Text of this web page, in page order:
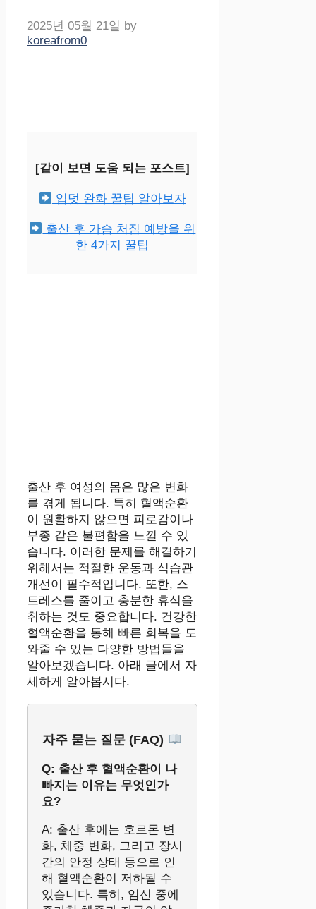
2025년 05월 21일 by
koreafrom0
[같이 보면 도움 되는 포스트]
입덧 완화 꿀팁 알아보자
출산 후 가슴 처짐 예방을 위
한 4가지 꿀팁
출산 후 여성의 몸은 많은 변화
를 겪게 됩니다. 특히 혈액순환
이 원활하지 않으면 피로감이나
부종 같은 불편함을 느낄 수 있
습니다. 이러한 문제를 해결하기
위해서는 적절한 운동과 식습관
개선이 필수적입니다. 또한, 스
트레스를 줄이고 충분한 휴식을
취하는 것도 중요합니다. 건강한
혈액순환을 통해 빠른 회복을 도
와줄 수 있는 다양한 방법들을
알아보겠습니다. 아래 글에서 자
세하게 알아봅시다.
자주 묻는 질문 (FAQ)
Q: 출산 후 혈액순환이 나
빠지는 이유는 무엇인가
요?
A: 출산 후에는 호르몬 변
화, 체중 변화, 그리고 장시
간의 안정 상태 등으로 인
해 혈액순환이 저하될 수
있습니다. 특히, 임신 중에